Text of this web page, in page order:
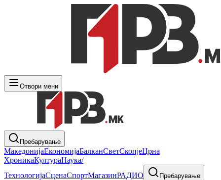
Отвори мени
Пребарување
МакедонијаЕкономијаБалканСветСкопјеЦрна
ХроникаКултураНаука/
ТехнологијаСценаСпортМагазинРАДИО Пребарување